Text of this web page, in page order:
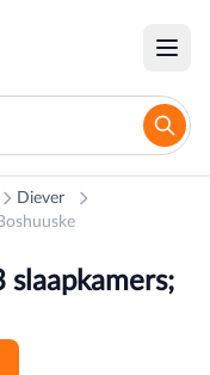
Diever
slaapkamers;